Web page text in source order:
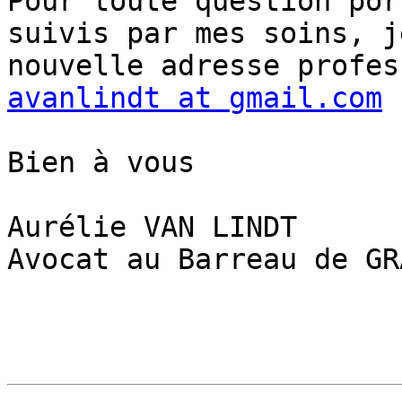
suivis par mes soins,
avanlindt at gmail.com
Bien à vous
Aurélie VAN LINDT
Avocat au Barreau de